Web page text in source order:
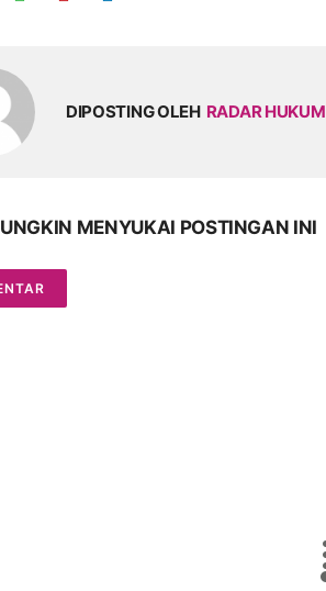
DIPOSTING OLEH RADAR HUKUM
MENYUKAI POSTINGAN INI